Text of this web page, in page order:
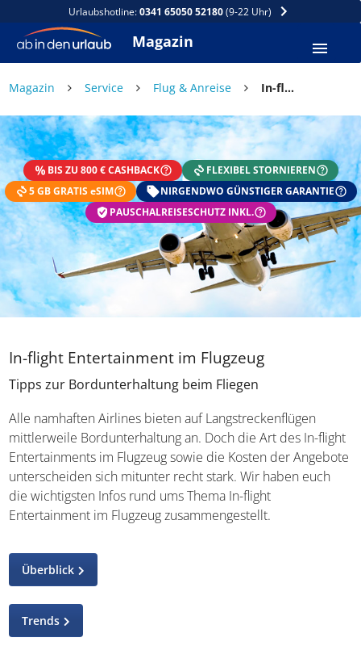
Urlaubshotline:0341 65050 52180(9-22 Uhr)
Magazin
Magazin Service Flug & Anreise In-flight Entertainment im Flugzeug
BIS ZU 800 € CASHBACK
FLEXIBEL STORNIEREN
5 GB GRATIS eSIM
NIRGENDWO GÜNSTIGER GARANTIE
PAUSCHALREISESCHUTZ INKL.
In-flight Entertainment im Flugzeug
Tipps zur Bordunterhaltung beim Fliegen
Alle namhaften Airlines bieten auf Langstreckenflügen
mittlerweile Bordunterhaltung an. Doch die Art des In-flight
Entertainments im Flugzeug sowie die Kosten der Angebote
unterscheiden sich mitunter recht stark. Wir haben euch
die wichtigsten Infos rund ums Thema In-flight
Entertainment im Flugzeug zusammengestellt.
Überblick
Trends